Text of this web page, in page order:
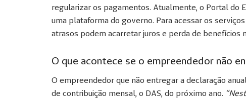
regularizar os pagamentos. Atualmente, o Portal do
uma plataforma do governo. Para acessar os
atrasos podem acarretar juros e perda de benefícios
O que acontece se o empreendedor não
O empreendedor que não entregar a declaração
de contribuição mensal, o DAS, do próximo ano.